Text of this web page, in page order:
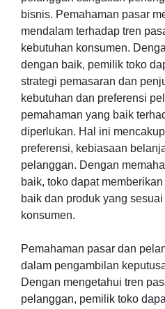
bisnis. Pemahaman pasar
mendalam terhadap tren
kebutuhan konsumen.
dengan baik, pemilik toko
strategi pemasaran dan
kebutuhan dan preferensi
pemahaman yang baik
diperlukan. Hal ini
preferensi, kebiasaan
pelanggan. Dengan
baik, toko dapat
baik dan produk yang
konsumen.
Pemahaman pasar dan
dalam pengambilan
Dengan mengetahui tren
pelanggan, pemilik toko